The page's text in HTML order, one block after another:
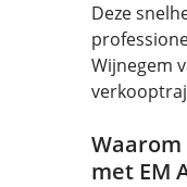
Deze
Wijnegem
met EM